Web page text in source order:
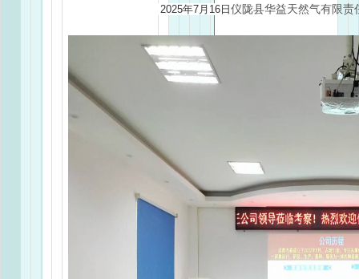
2025年7月16日 仪陇县华益天然气有限